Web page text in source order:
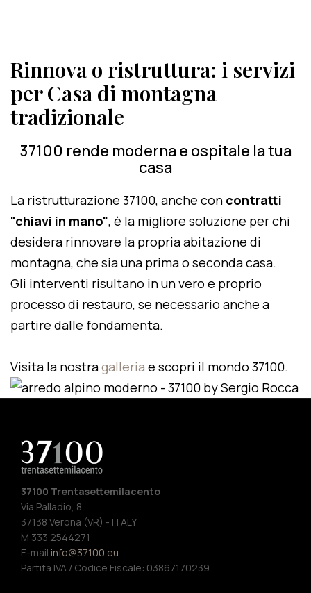
Rinnova o ristruttura: i servizi
per Casa di montagna
tradizionale
37100 rende moderna e ospitale la tua
casa
La ristrutturazione 37100, anche con contratti
"chiavi in mano", è la migliore soluzione per chi
desidera rinnovare la propria abitazione di
montagna, che sia una prima o seconda casa.
Gli interventi risultano in un vero e proprio
processo di restauro, se necessario anche a
partire dalle fondamenta.
Visita la nostragalleria e scopri il mondo 37100.
37100 Trentasettemilacento
Via Palladio, 8
37138 Verona (VR) - ITALY
M 333 2544271
E-mail info@37100.eu
Partita IVA / Codice Fiscale: 03867170239